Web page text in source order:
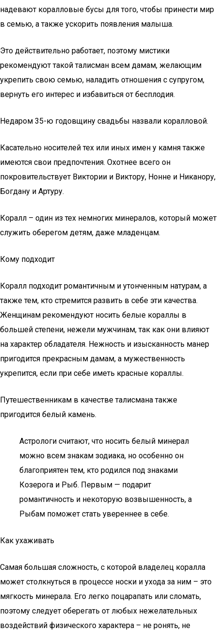
надевают коралловые бусы для того, чтобы принести мир
в семью, а также ускорить появления малыша.
Это действительно работает, поэтому мистики
рекомендуют такой талисман всем дамам, желающим
укрепить свою семью, наладить отношения с супругом,
вернуть его интерес и избавиться от бесплодия.
Недаром 35-ю годовщину свадьбы назвали коралловой.
Касательно носителей тех или иных имен у камня также
имеются свои предпочтения. Охотнее всего он
покровительствует Виктории и Виктору, Нонне и Никанору,
Богдану и Артуру.
Коралл – один из тех немногих минералов, который может
служить оберегом детям, даже младенцам.
Кому подходит
Коралл подходит романтичным и утонченным натурам, а
также тем, кто стремится развить в себе эти качества.
Женщинам рекомендуют носить белые кораллы в
большей степени, нежели мужчинам, так как они влияют
на характер обладателя. Нежность и изысканность манер
пригодится прекрасным дамам, а мужественность
укрепится, если при себе иметь красные кораллы.
Путешественникам в качестве талисмана также
пригодится белый камень.
Астрологи считают, что носить белый минерал
можно всем знакам зодиака, но особенно он
благоприятен тем, кто родился под знаками
Козерога и Рыб. Первым — подарит
романтичность и некоторую возвышенность, а
Рыбам поможет стать увереннее в себе.
Как ухаживать
Самая большая сложность, с которой владелец коралла
может столкнуться в процессе носки и ухода за ним – это
мягкость минерала. Его легко поцарапать или сломать,
поэтому следует оберегать от любых нежелательных
воздействий физического характера – не ронять, не